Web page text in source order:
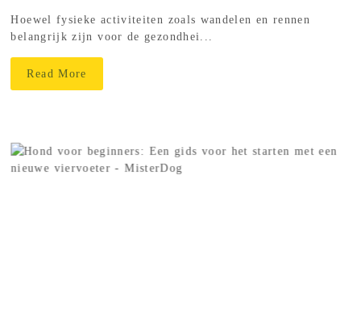
Hoewel fysieke activiteiten zoals wandelen en rennen
belangrijk zijn voor de gezondhei...
Read More